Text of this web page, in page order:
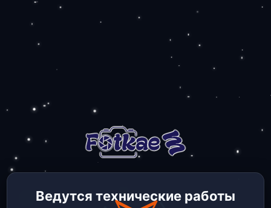
Ведутся технические работы